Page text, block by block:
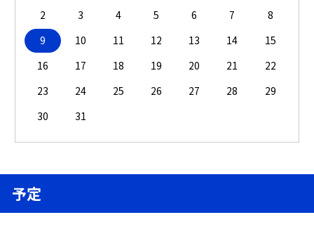
2
3 4 5 6 7
8
9
10 11 12 13 14
15
16
17 18 19 20 21
22
23
24 25 26 27 28
29
30
31
予定